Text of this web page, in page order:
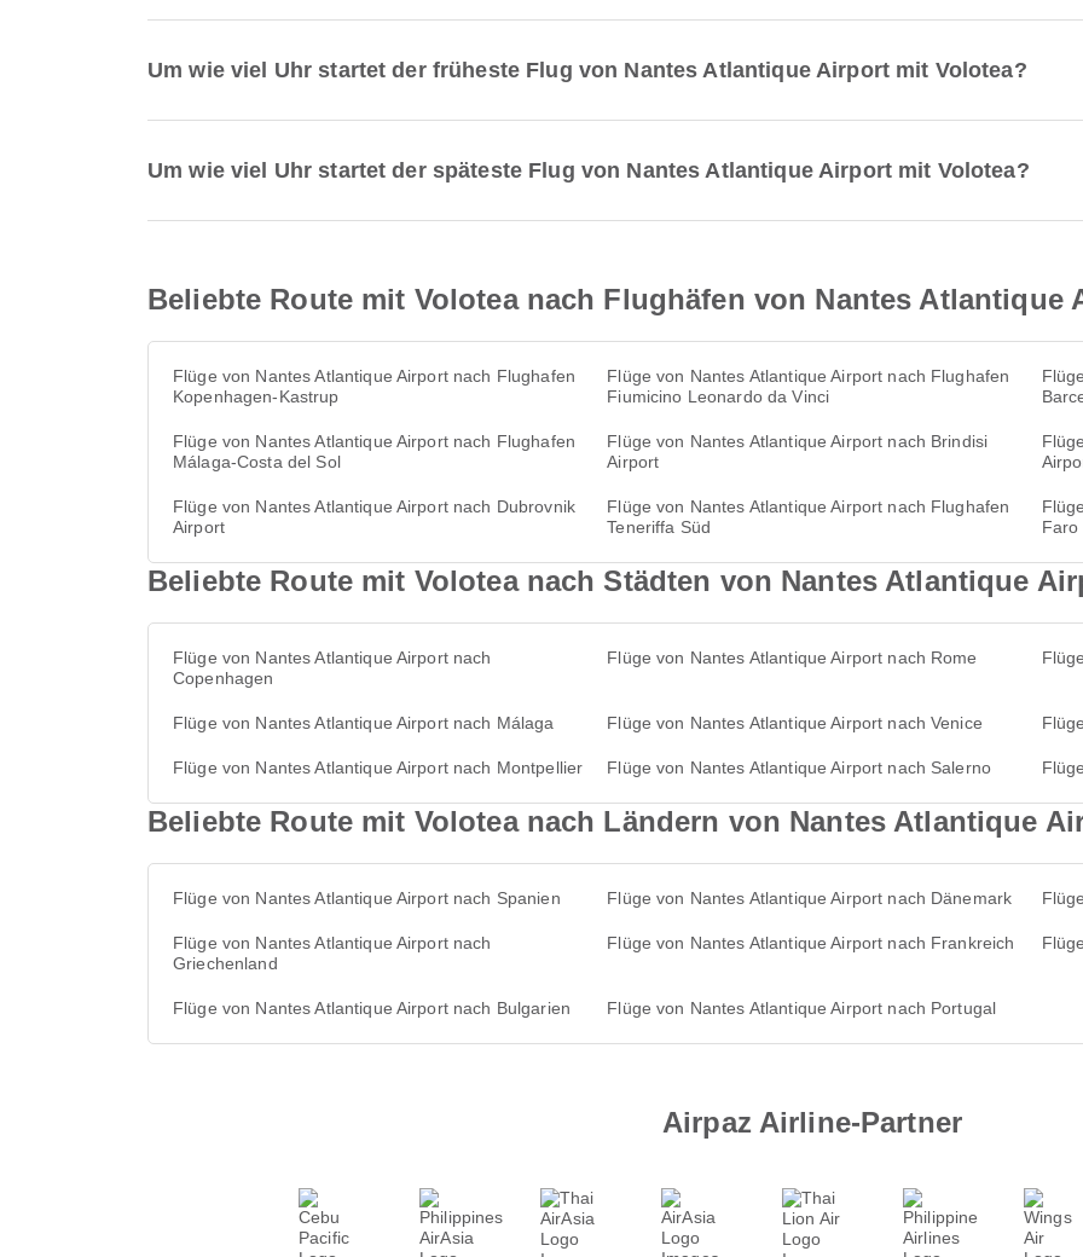
Um wie viel Uhr startet der früheste Flug von Nantes Atlantique Airport mit Volotea?
Um wie viel Uhr startet der späteste Flug von Nantes Atlantique Airport mit Volotea?
Beliebte Route mit Volotea nach Flughäfen von Nantes Atlantique
Flüge von Nantes Atlantique Airport nach Flughafen
Kopenhagen-Kastrup
Flüge von Nantes Atlantique Airport nach Flughafen
Fiumicino Leonardo da Vinci
Flüge von Nantes Atlantique Airport nach Flughafen
Málaga-Costa del Sol
Flüge von Nantes Atlantique Airport nach Brindisi
Airport
Flüge von Nantes Atlantique Airport nach Dubrovnik
Airport
Flüge von Nantes Atlantique Airport nach Flughafen
Teneriffa Süd
Faro
Beliebte Route mit Volotea nach Städten von Nantes Atlantique
Flüge von Nantes Atlantique Airport nach
Copenhagen
Flüge von Nantes Atlantique Airport nach Rome
Flüge von Nantes Atlantique Airport nach Málaga Flüge von Nantes Atlantique Airport nach Venice
Flüge von Nantes Atlantique Airport nach Montpellier Flüge von Nantes Atlantique Airport nach Salerno
Beliebte Route mit Volotea nach Ländern von Nantes Atlantique
Flüge von Nantes Atlantique Airport nach Spanien Flüge von Nantes Atlantique Airport nach Dänemark
Flüge von Nantes Atlantique Airport nach
Griechenland
Flüge von Nantes Atlantique Airport nach Frankreich
Flüge von Nantes Atlantique Airport nach Bulgarien Flüge von Nantes Atlantique Airport nach Portugal
Airpaz Airline-Partner